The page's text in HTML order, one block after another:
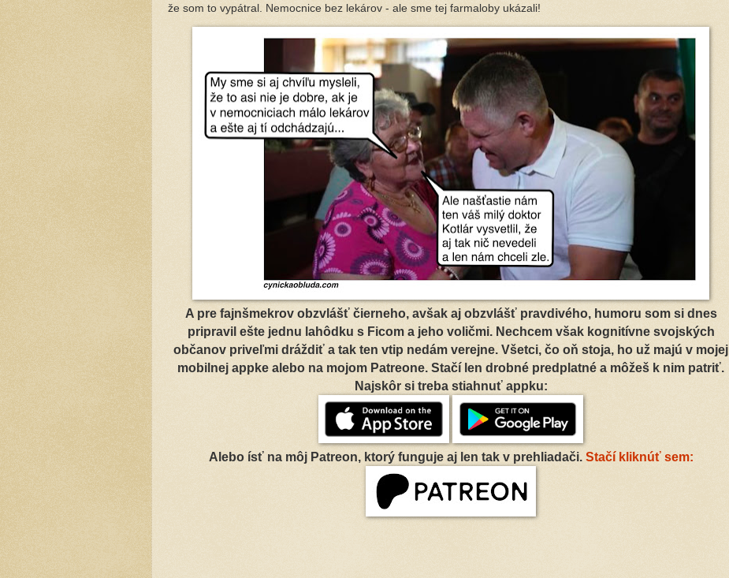
že som to vypátral. Nemocnice bez lekárov - ale sme tej farmaloby ukázali!
A pre fajnšmekrov obzvlášť čierneho, avšak aj obzvlášť pravdivého, humoru som si dnes
pripravil ešte jednu lahôdku s Ficom a jeho voličmi. Nechcem však kognitívne svojských
občanov priveľmi dráždiť a tak ten vtip nedám verejne. Všetci, čo oň stoja, ho už majú v mojej
mobilnej appke alebo na mojom Patreone. Stačí len drobné predplatné a môžeš k nim patriť.
Najskôr si treba stiahnuť appku:
Alebo ísť na môj Patreon, ktorý funguje aj len tak v prehliadači. Stačí kliknúť sem: